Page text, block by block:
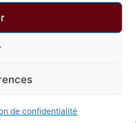
de confidentialité
droits réservés.